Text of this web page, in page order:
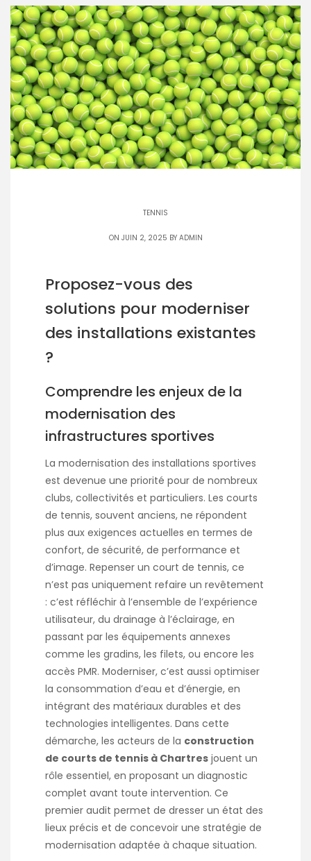
TENNIS
ON JUIN 2, 2025 BY ADMIN
Proposez-vous des
solutions pour moderniser
des installations existantes
?
Comprendre les enjeux de la
modernisation des
infrastructures sportives
La modernisation des installations sportives
est devenue une priorité pour de nombreux
clubs, collectivités et particuliers. Les courts
de tennis, souvent anciens, ne répondent
plus aux exigences actuelles en termes de
confort, de sécurité, de performance et
d’image. Repenser un court de tennis, ce
n’est pas uniquement refaire un revêtement
: c’est réfléchir à l’ensemble de l’expérience
utilisateur, du drainage à l’éclairage, en
passant par les équipements annexes
comme les gradins, les filets, ou encore les
accès PMR. Moderniser, c’est aussi optimiser
la consommation d’eau et d’énergie, en
intégrant des matériaux durables et des
technologies intelligentes. Dans cette
démarche, les acteurs de la construction
de courts de tennis à Chartres jouent un
rôle essentiel, en proposant un diagnostic
complet avant toute intervention. Ce
premier audit permet de dresser un état des
lieux précis et de concevoir une stratégie de
modernisation adaptée à chaque situation.